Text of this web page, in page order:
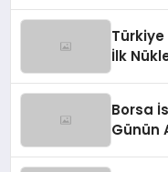
Türkiye
İlk
Borsa
Günün